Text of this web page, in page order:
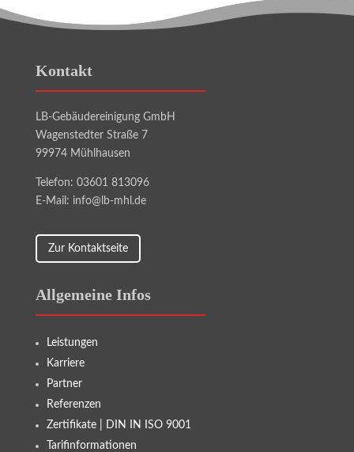
Kontakt
LB-Gebäudereinigung GmbH
Wagenstedter Straße 7
99974 Mühlhausen
Telefon: 03601 813096
E-Mail: info@lb-mhl.de
Zur Kontaktseite
Allgemeine Infos
Leistungen
Karriere
Partner
Referenzen
Zertifikate | DIN IN ISO 9001
Tarifinformationen